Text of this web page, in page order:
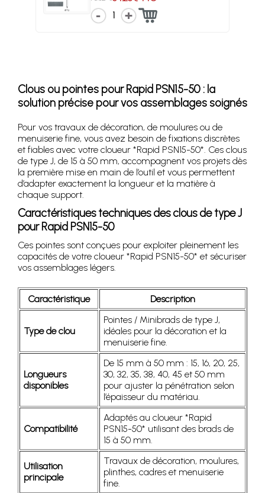
1
Clous ou pointes pour Rapid PSN15-50 : la
solution précise pour vos assemblages soignés
Pour vos travaux de décoration, de moulures ou de
menuiserie fine, vous avez besoin de fixations discrètes
et fiables avec votre cloueur *Rapid PSN15-50*. Ces clous
de type J, de 15 à 50 mm, accompagnent vos projets dès
la première mise en main de l’outil et vous permettent
d’adapter exactement la longueur et la matière à
chaque support.
Caractéristiques techniques des clous de type J
pour Rapid PSN15-50
Ces pointes sont conçues pour exploiter pleinement les
capacités de votre cloueur *Rapid PSN15-50* et sécuriser
vos assemblages légers.
Caractéristique Description
Type de clou
Pointes / Minibrads de type J,
idéales pour la décoration et la
menuiserie fine.
Longueurs
disponibles
De 15 mm à 50 mm : 15, 16, 20, 25,
30, 32, 35, 38, 40, 45 et 50 mm
pour ajuster la pénétration selon
l’épaisseur du matériau.
Compatibilité
Adaptés au cloueur *Rapid
PSN15-50* utilisant des brads de
15 à 50 mm.
Utilisation
principale
Travaux de décoration, moulures,
plinthes, cadres et menuiserie
fine.